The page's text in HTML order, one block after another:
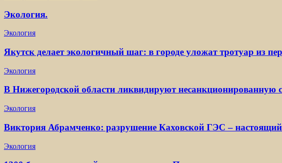
Экология.
Экология
Якутск делает экологичный шаг: в городе уложат тротуар из
Экология
В Нижегородской области ликвидируют несанкционированную
Экология
Виктория Абрамченко: разрушение Каховской ГЭС –
Экология